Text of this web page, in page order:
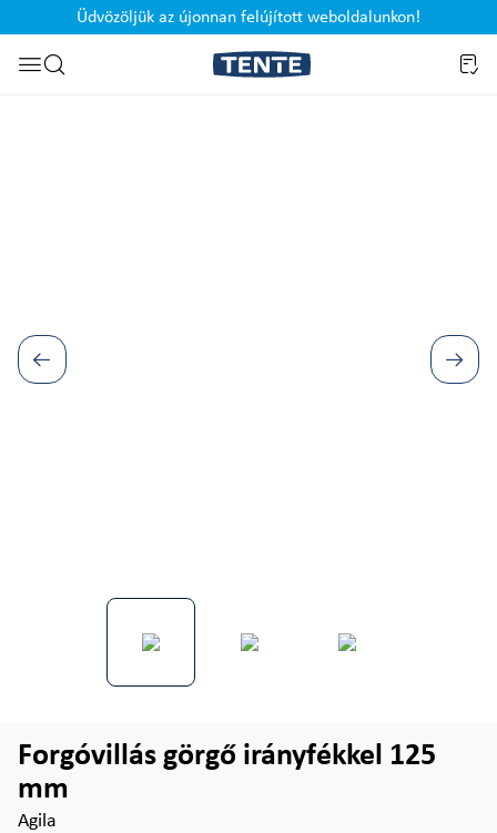
Ugrás a kereséshez
Üdvözöljük az újonnan felújított weboldalunkon!
Forgóvillás görgő irányfékkel 125
mm
Agila